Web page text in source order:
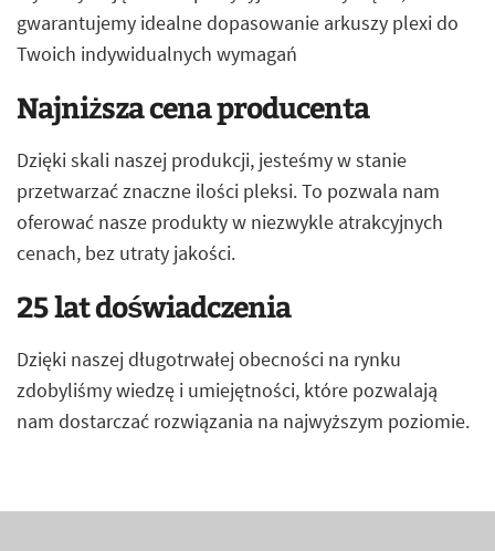
gwarantujemy idealne dopasowanie arkuszy plexi do
Twoich indywidualnych wymagań
Najniższa cena producenta
Dzięki skali naszej produkcji, jesteśmy w stanie
przetwarzać znaczne ilości pleksi. To pozwala nam
oferować nasze produkty w niezwykle atrakcyjnych
cenach, bez utraty jakości.
25 lat doświadczenia
Dzięki naszej długotrwałej obecności na rynku
zdobyliśmy wiedzę i umiejętności, które pozwalają
nam dostarczać rozwiązania na najwyższym poziomie.